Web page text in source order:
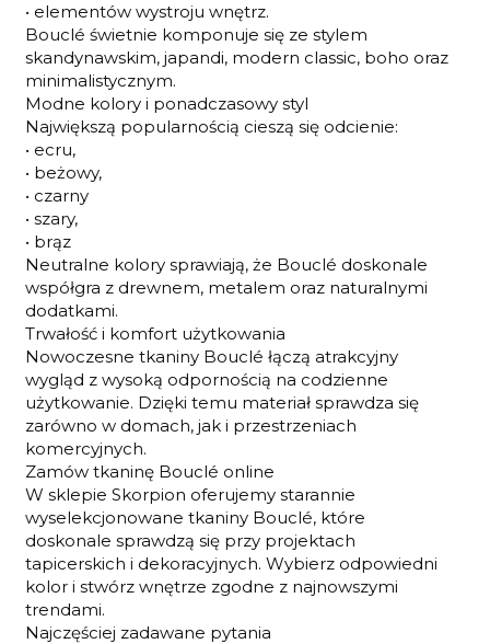
• elementów wystroju wnętrz.
Bouclé świetnie komponuje się ze stylem
skandynawskim, japandi, modern classic, boho oraz
minimalistycznym.
Modne kolory i ponadczasowy styl
Największą popularnością cieszą się odcienie:
• ecru,
• beżowy,
• czarny
• szary,
• brąz
Neutralne kolory sprawiają, że Bouclé doskonale
współgra z drewnem, metalem oraz naturalnymi
dodatkami.
Trwałość i komfort użytkowania
Nowoczesne tkaniny Bouclé łączą atrakcyjny
wygląd z wysoką odpornością na codzienne
użytkowanie. Dzięki temu materiał sprawdza się
zarówno w domach, jak i przestrzeniach
komercyjnych.
Zamów tkaninę Bouclé online
W sklepie Skorpion oferujemy starannie
wyselekcjonowane tkaniny Bouclé, które
doskonale sprawdzą się przy projektach
tapicerskich i dekoracyjnych. Wybierz odpowiedni
kolor i stwórz wnętrze zgodne z najnowszymi
trendami.
Najczęściej zadawane pytania